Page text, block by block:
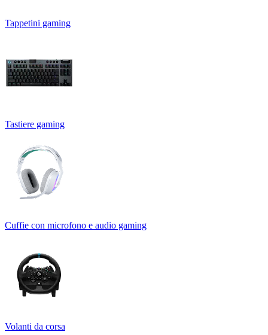
Tappetini gaming
Tastiere gaming
Cuffie con microfono e audio gaming
Volanti da corsa